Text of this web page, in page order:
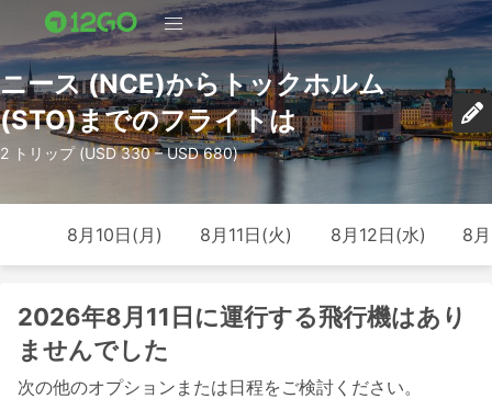
ニース (NCE)からトックホルム
(STO)までのフライトは
2 トリップ (USD 330 – USD 680)
8月10日(月) 8月11日(火) 8月12日(水) 8
2026年8月11日に運行する飛行機はあり
ませんでした
次の他のオプションまたは日程をご検討ください。